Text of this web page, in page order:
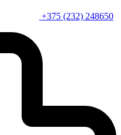
+375 (232) 248650